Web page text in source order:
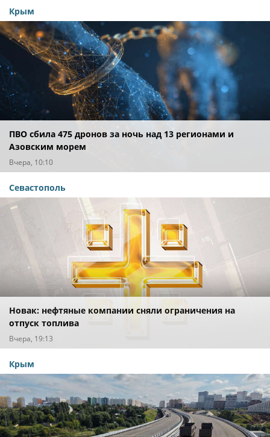
Крым
ПВО сбила 475 дронов за ночь над 13 регионами и
Азовским морем
Вчера, 10:10
Севастополь
Новак: нефтяные компании сняли ограничения на
отпуск топлива
Вчера, 19:13
Крым